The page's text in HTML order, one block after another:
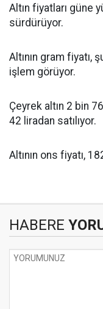
Altın fiyatları güne
sürdürüyor.
Altının gram fiyatı,
işlem görüyor.
Çeyrek altın 2 bin
42 liradan satılıyor.
Altının ons fiyatı,
HABERE